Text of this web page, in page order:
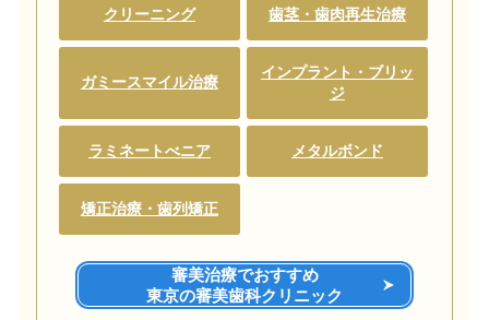
クリーニング 歯茎・歯肉再生治療
ガミースマイル治療
インプラント・ブリッ
ジ
ラミネートべニア メタルボンド
矯正治療・歯列矯正
審美治療でおすすめ
東京の審美歯科クリニック